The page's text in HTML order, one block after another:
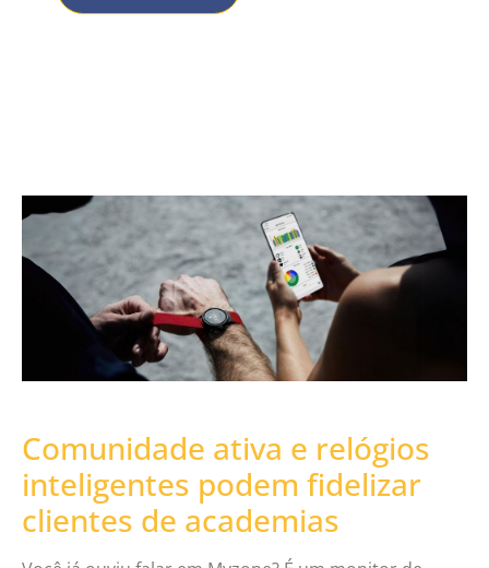
Comunidade ativa e relógios
inteligentes podem fidelizar
clientes de academias